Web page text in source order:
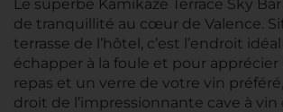
Le superbe Kamikaze Terrace Sky
de tranquillité au cœur de Valence.
terrasse de l’hôtel, c’est l’endroit
échapper à la foule et pour
repas et un verre de votre vin
droit de l’impressionnante cave à vin